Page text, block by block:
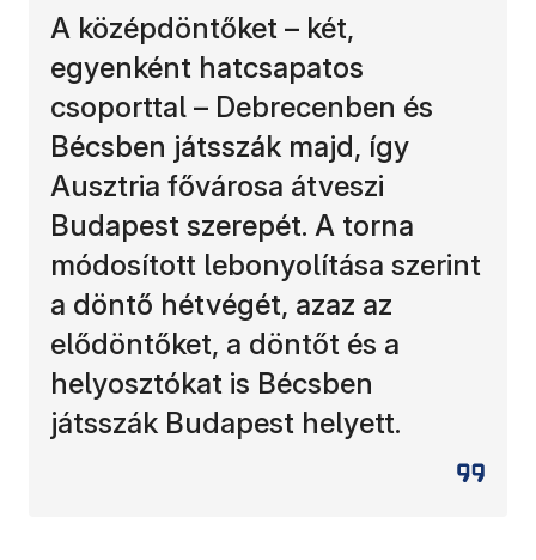
A középdöntőket – két,
egyenként hatcsapatos
csoporttal – Debrecenben és
Bécsben játsszák majd, így
Ausztria fővárosa átveszi
Budapest szerepét. A torna
módosított lebonyolítása szerint
a döntő hétvégét, azaz az
elődöntőket, a döntőt és a
helyosztókat is Bécsben
játsszák Budapest helyett.